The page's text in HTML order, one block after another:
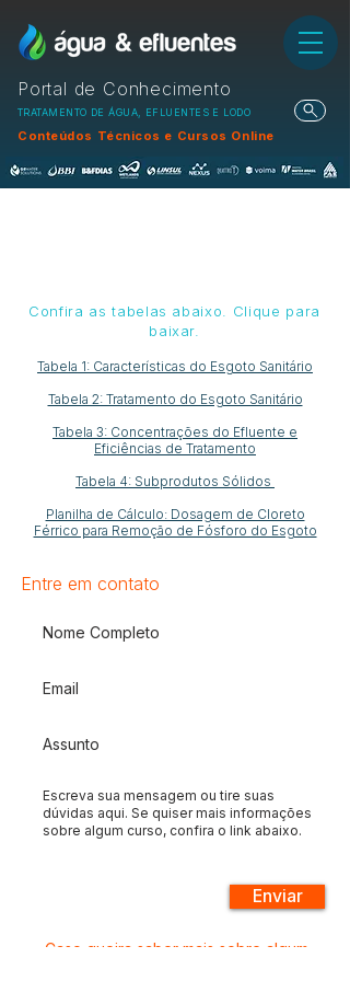
Portal de Conhecimento
TRATAMENTO DE ÁGUA, EFLUENTES E LODO
Conteúdos Técnicos e Cursos Online
Confira as tabelas abaixo. Clique para
baixar.
Tabela 1: Características do Esgoto Sanitário
Tabela 2: Tratamento do Esgoto Sanitário
Tabela 3: Concentrações do Efluente e
Eficiências de Tratamento
Tabela 4: Subprodutos Sólidos
Planilha de Cálculo: Dosagem de Cloreto
Férrico para Remoção de Fósforo do Esgoto
Entre em contato
Enviar
Caso queira saber mais sobre algum